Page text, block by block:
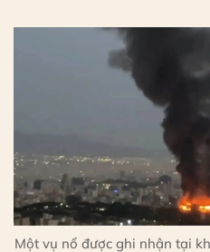
Một vụ nổ được ghi nhận tại